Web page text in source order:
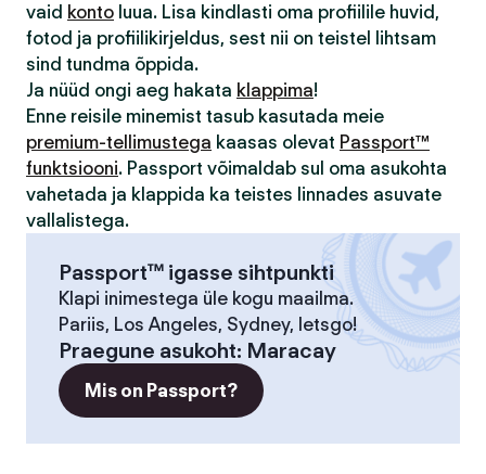
vaid konto luua. Lisa kindlasti oma profiilile huvid,
fotod ja profiilikirjeldus, sest nii on teistel lihtsam
sind tundma õppida.
Ja nüüd ongi aeg hakata klappima!
Enne reisile minemist tasub kasutada meie
premium-tellimustega kaasas olevat Passport™
funktsiooni. Passport võimaldab sul oma asukohta
vahetada ja klappida ka teistes linnades asuvate
vallalistega.
Passport™ igasse sihtpunkti
Klapi inimestega üle kogu maailma.
Pariis, Los Angeles, Sydney, letsgo!
Praegune asukoht: Maracay
Mis on Passport?